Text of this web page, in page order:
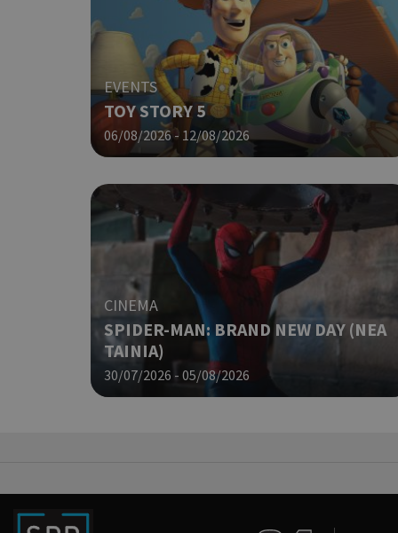
EVENTS
TOY STORY 5
06/08/2026 - 12/08/2026
CINEMA
SPIDER-MAN: BRAND NEW DAY (ΝΕΑ
ΤΑΙΝΙΑ)
30/07/2026 - 05/08/2026
G_ENABLED_IDPS
takeOverCookie